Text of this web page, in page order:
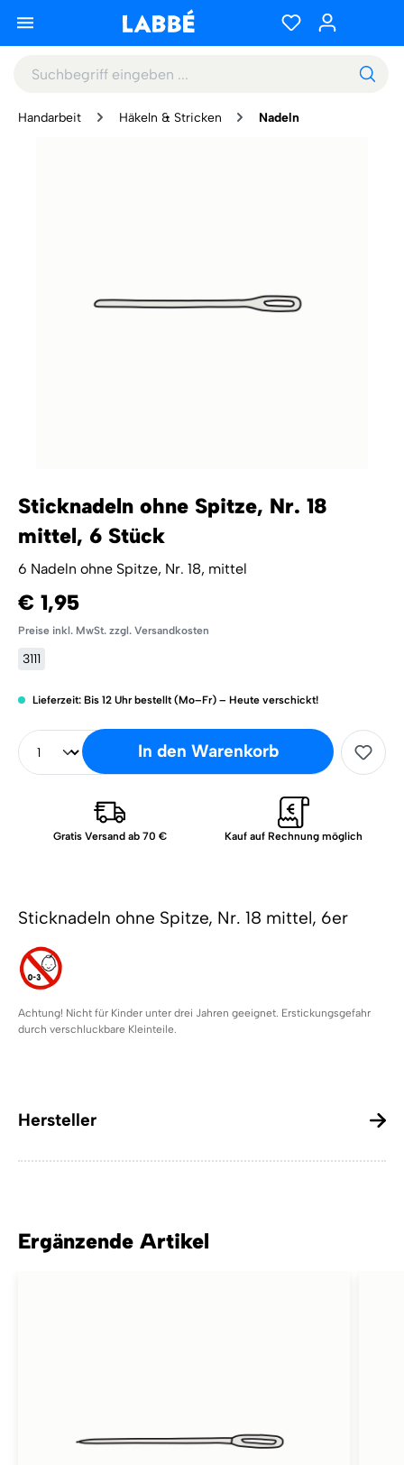
Handarbeit Häkeln & Stricken Nadeln
Sticknadeln ohne Spitze, Nr. 18 mittel, 6er
Achtung! Nicht für Kinder unter drei Jahren geeignet. Erstickungsgefahr
durch verschluckbare Kleinteile.
Hersteller
Sticknadeln ohne Spitze, Nr. 18
mittel, 6 Stück
6 Nadeln ohne Spitze, Nr. 18, mittel
€ 1,95
Preise inkl. MwSt. zzgl. Versandkosten
3111
Lieferzeit: Bis 12 Uhr bestellt (Mo–Fr) – Heute verschickt!
In den Warenkorb
Gratis Versand ab 70 € Kauf auf Rechnung möglich
Ergänzende Artikel